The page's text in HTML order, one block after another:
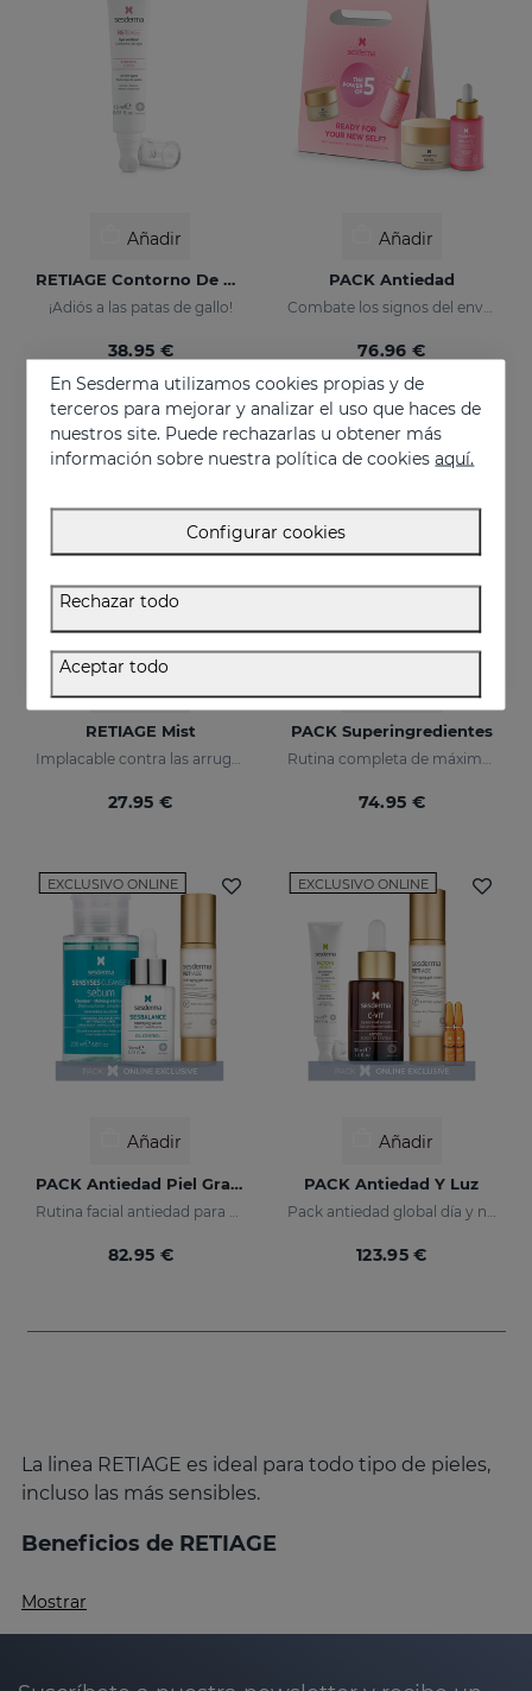
Añadir
RETIAGE Contorno De Ojos
¡Adiós a las patas de gallo!
38.95 €
Añadir
PACK Antiedad
Combate los signos del envejecimiento
76.96 €
Añadir
RETIAGE Mist
Implacable contra las arrugas, delicado con tu piel
27.95 €
EXCLUSIVO ONLINE
Añadir
PACK Superingredientes
Rutina completa de máxima hidratación, luminosidad y acción antiedad.
74.95 €
EXCLUSIVO ONLINE
Añadir
PACK Antiedad Piel Grasa
82.95 €
EXCLUSIVO ONLINE
Añadir
PACK Antiedad Y Luz
123.95 €
La linea RETIAGE es ideal para todo tipo de pieles,
incluso las más sensibles.
Beneficios de RETIAGE
Acción antiedad integral:
RETIAGEha sido diseñado para proporcionar una
Mostrar
En Sesderma utilizamos cookies propias y de
terceros para mejorar y analizar el uso que haces de
nuestros site. Puede rechazarlas u obtener más
información sobre nuestra política de cookiesaquí.
Configurar cookies
Rechazar todo
Aceptar todo